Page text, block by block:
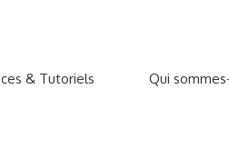
& Tutoriels Qui